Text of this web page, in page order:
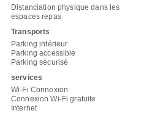
Distanciation physique dans les
espaces repas
Transports
Parking intérieur
Parking accessible
Parking sécurisé
services
Wi-Fi Connexion
Connexion Wi-Fi gratuite
Internet